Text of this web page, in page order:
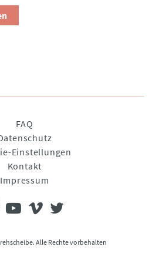
FAQ
Einstellungen
Kontakt
Impressum
Alle Rechte vorbehalten